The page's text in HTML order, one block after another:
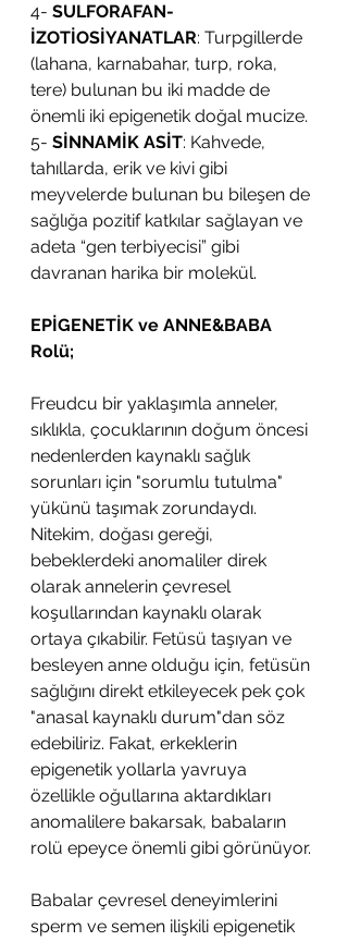
4- SULFORAFAN-
İZOTİOSİYANATLAR: Turpgillerde
(lahana, karnabahar, turp, roka,
tere) bulunan bu iki madde de
önemli iki epigenetik doğal mucize.
5- SİNNAMİK ASİT: Kahvede,
tahıllarda, erik ve kivi gibi
meyvelerde bulunan bu bileşen de
sağlığa pozitif katkılar sağlayan ve
adeta “gen terbiyecisi” gibi
davranan harika bir molekül.
EPİGENETİK ve ANNE&BABA
Rolü;
Freudcu bir yaklaşımla anneler,
sıklıkla, çocuklarının doğum öncesi
nedenlerden kaynaklı sağlık
sorunları için "sorumlu tutulma"
yükünü taşımak zorundaydı.
Nitekim, doğası gereği,
bebeklerdeki anomaliler direk
olarak annelerin çevresel
koşullarından kaynaklı olarak
ortaya çıkabilir. Fetüsü taşıyan ve
besleyen anne olduğu için, fetüsün
sağlığını direkt etkileyecek pek çok
"anasal kaynaklı durum"dan söz
edebiliriz. Fakat, erkeklerin
epigenetik yollarla yavruya
özellikle oğullarına aktardıkları
anomalilere bakarsak, babaların
rolü epeyce önemli gibi görünüyor.
Babalar çevresel deneyimlerini
sperm ve semen ilişkili epigenetik